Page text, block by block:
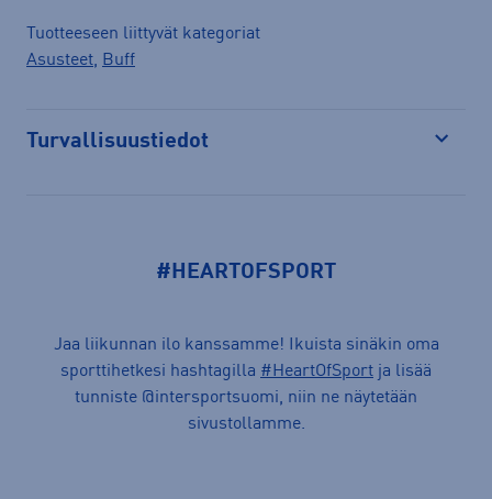
Tuotteeseen liittyvät kategoriat
Asusteet, Buff
Turvallisuustiedot
#HEARTOFSPORT
Jaa liikunnan ilo kanssamme! Ikuista sinäkin oma
sporttihetkesi hashtagilla #HeartOfSport ja lisää
tunniste @intersportsuomi, niin ne näytetään
sivustollamme.